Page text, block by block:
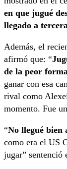
en que jugué
llegado a
Además, el
afirmó que: “
de la peor
ganar con esa
rival como
momento. Fue
“No llegué bien
como era el US
jugar” sentenció